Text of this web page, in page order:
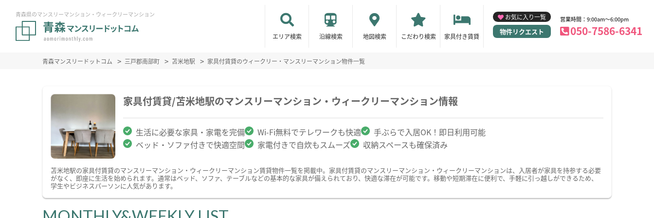
青森県のマンスリーマンション・ウィークリーマンション
エリア検索 沿線検索 地図検索 こだわり検索 家具付き賃貸
お気に入り一覧
物件リクエスト
営業時間：9:00am～6:00pm
050-7586-6341
青森マンスリードットコム 三戸郡南部町 苫米地駅 家具付賃貸のウィークリー・マンスリーマンション物件一覧
家具付賃貸/苫米地駅のマンスリーマンション・ウィークリーマンション情報
生活に必要な家具・家電を完備 Wi-Fi無料でテレワークも快適
手ぶらで入居OK！即日利用可能
ベッド・ソファ付きで快適空間
家電付きで自炊もスムーズ 収納スペースも確保済み
苫米地駅の家具付賃貸のマンスリーマンション・ウィークリーマンション賃貸物件一覧を掲載中。家具付賃貸のマンスリーマンション・ウィークリーマンションは、入居者が家具を持参する必要
がなく、即座に生活を始められます。通常はベッド、ソファ、テーブルなどの基本的な家具が備えられており、快適な滞在が可能です。移動や短期滞在に便利で、手軽に引っ越しができるため、
学生やビジネスパーソンに人気があります。